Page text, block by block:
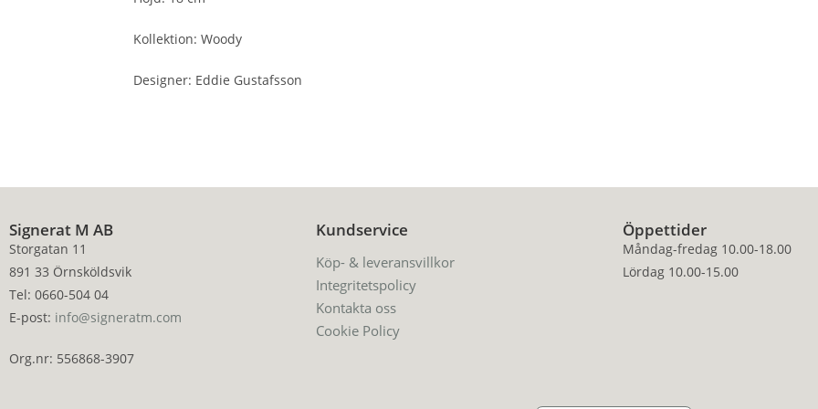
Kollektion: Woody
Designer: Eddie Gustafsson
Signerat M AB
Storgatan 11
891 33 Örnsköldsvik
Tel: 0660-504 04
E-post: info@signeratm.com
Org.nr: 556868-3907
Kundservice
Köp- & leveransvillkor
Integritetspolicy
Kontakta oss
Cookie Policy
Öppettider
Måndag-fredag 10.00-18.00
Lördag 10.00-15.00